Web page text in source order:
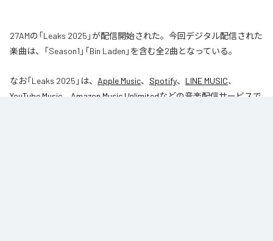
27AMの「Leaks 2025」が配信開始された。今回デジタル配信された
楽曲は、「Season1」「Bin Laden」を含む全2曲となっている。
なお「Leaks 2025 」は、 Apple Music、 Spotify、 LINE MUSIC、
YouTube Music
Amazon Music Unlimitedなどの音楽配信サービスで